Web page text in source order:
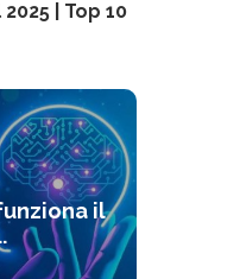
| Top 10
il